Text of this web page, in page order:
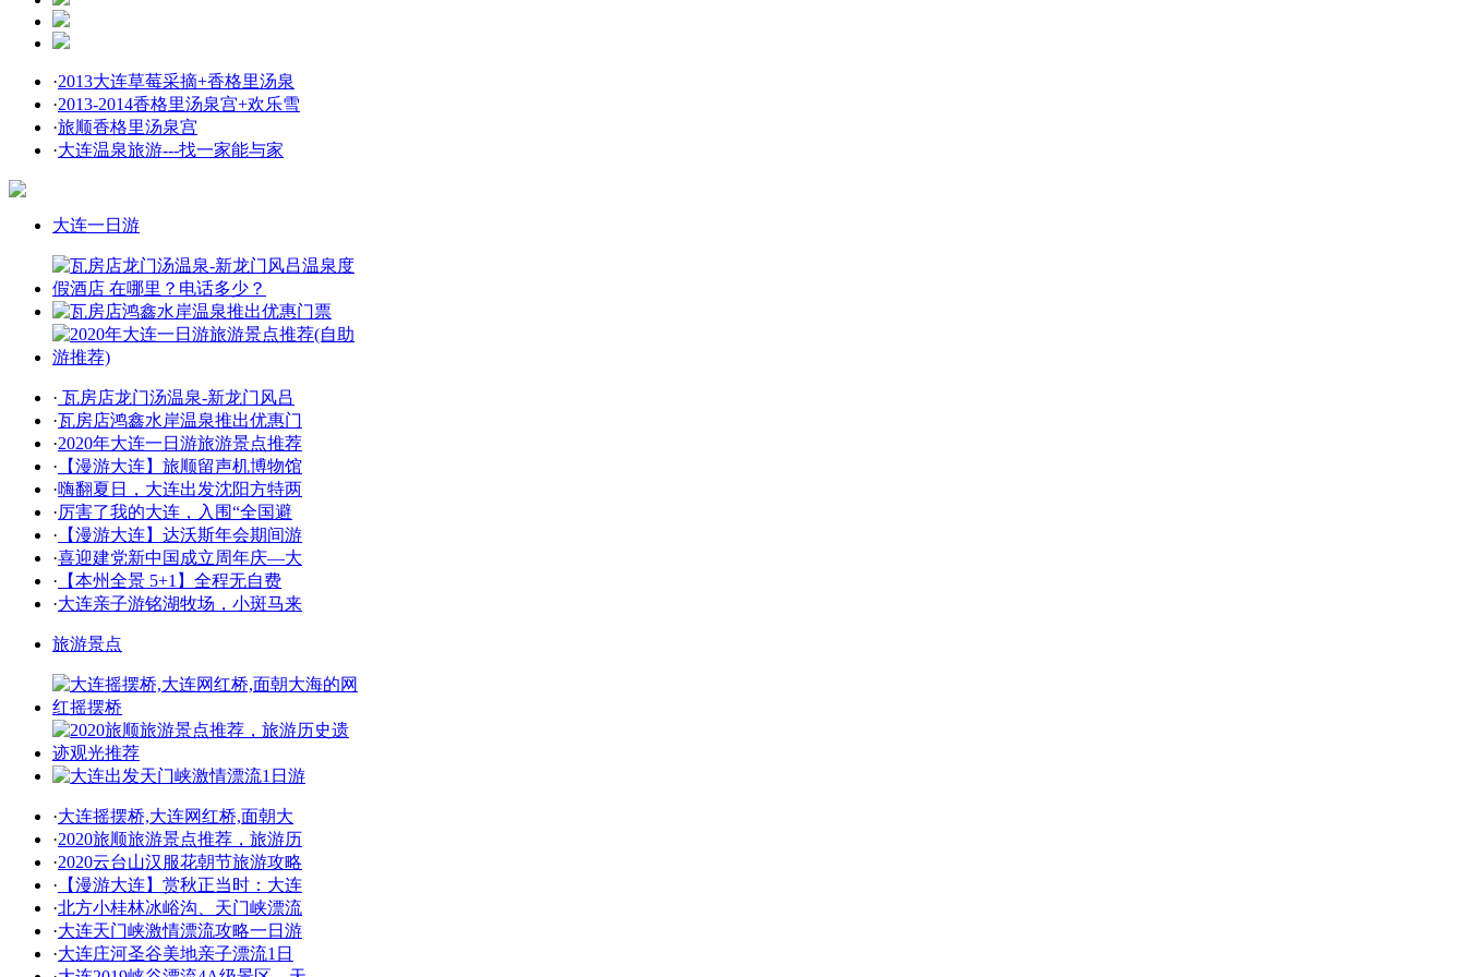
·2013大连草莓采摘+香格里汤泉
·2013-2014香格里汤泉宫+欢乐雪
·旅顺香格里汤泉宫
·大连温泉旅游---找一家能与家
大连一日游
· 瓦房店龙门汤温泉-新龙门风吕
·瓦房店鸿鑫水岸温泉推出优惠门
·2020年大连一日游旅游景点推荐
· 【漫游大连】旅顺留声机博物馆
·嗨翻夏日，大连出发沈阳方特两
·厉害了我的大连，入围“全国避
· 【漫游大连】达沃斯年会期间游
·喜迎建党新中国成立周年庆—大
· 【本州全景 5+1】全程无自费
·大连亲子游铭湖牧场，小斑马来
旅游景点
·大连摇摆桥,大连网红桥,面朝大
·2020旅顺旅游景点推荐，旅游历
·2020云台山汉服花朝节旅游攻略
· 【漫游大连】赏秋正当时：大连
·北方小桂林冰峪沟、天门峡漂流
·大连天门峡激情漂流攻略一日游
·大连庄河圣谷美地亲子漂流1日